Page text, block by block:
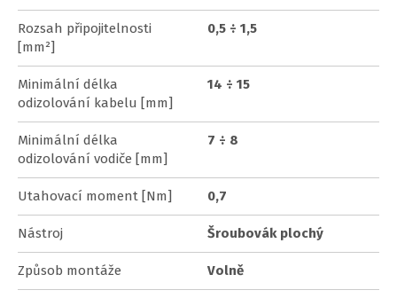
Rozsah připojitelnosti
[mm²]
0,5 ÷ 1,5
Minimální délka
odizolování kabelu [mm]
14 ÷ 15
Minimální délka
odizolování vodiče [mm]
7 ÷ 8
Utahovací moment [Nm] 0,7
Nástroj Šroubovák plochý
Způsob montáže Volně